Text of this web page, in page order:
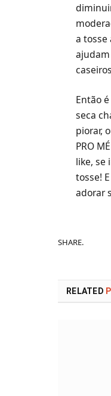
a tosse
Então
seca
piorar,
PRO
like, se
tosse!
adorar
SHARE.
RELATED